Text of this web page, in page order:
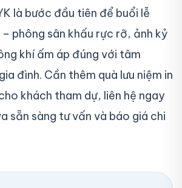
là bước đầu tiên để buổi lễ
phông sân khấu rực rỡ, ảnh kỷ
khí ấm áp đúng với tâm
đình. Cần thêm quà lưu niệm in
khách tham dự, liên hệ ngay
sẵn sàng tư vấn và báo giá chi